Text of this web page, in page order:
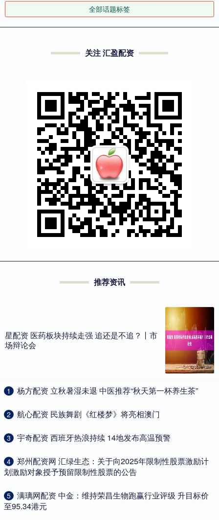
全部话题标签
关注 汇盈配资
推荐资讯
星配资 医药板块持续走强 追还是不追？丨市
场辩论会
1 ​杨方配资 立秋暑湿未退 中医推荐“秋天第一杯养生茶”
2 ​航心配资 民族舞剧《红楼梦》将亮相澳门
3 ​宇奇配资 西班牙热浪持续 14地发布高温预警
4
​郑州配资网 汇绿生态：关于向2025年限制性股票激励计
划激励对象授予预留限制性股票的公告
5
​满璃网配资 中金：维持荣昌生物跑赢行业评级 升目标价
至95.34港元